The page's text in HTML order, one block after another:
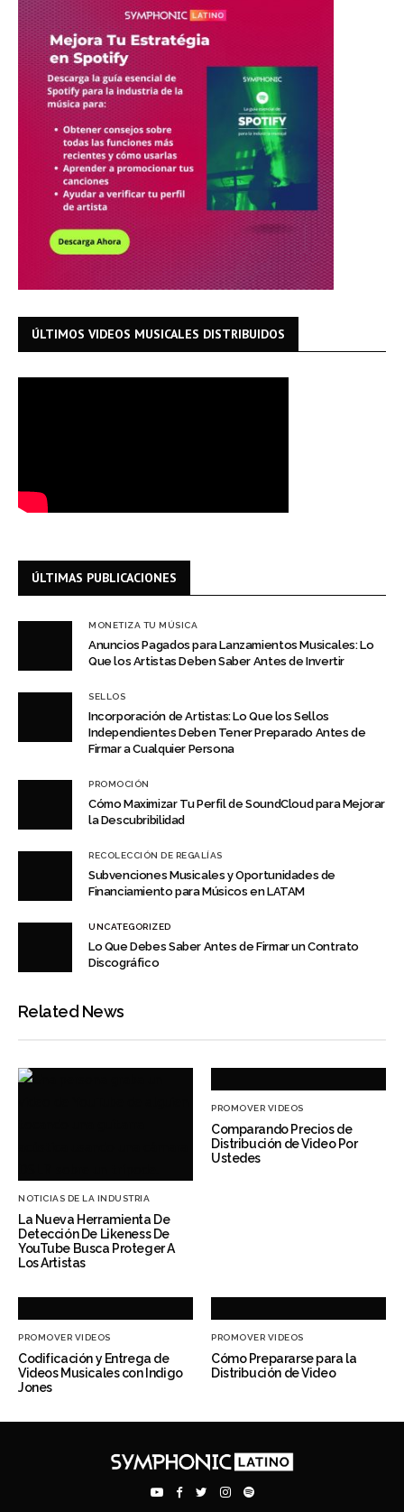
ÚLTIMOS VIDEOS MUSICALES DISTRIBUIDOS
ÚLTIMAS PUBLICACIONES
MONETIZA TU MÚSICA
Anuncios Pagados para Lanzamientos Musicales: Lo
Que los Artistas Deben Saber Antes de Invertir
SELLOS
Incorporación de Artistas: Lo Que los Sellos
Independientes Deben Tener Preparado Antes de
Firmar a Cualquier Persona
PROMOCIÓN
Cómo Maximizar Tu Perfil de SoundCloud para Mejorar
la Descubribilidad
RECOLECCIÓN DE REGALÍAS
Subvenciones Musicales y Oportunidades de
Financiamiento para Músicos en LATAM
UNCATEGORIZED
Lo Que Debes Saber Antes de Firmar un Contrato
Discográfico
Related News
NOTICIAS DE LA INDUSTRIA
La Nueva Herramienta De
Detección De Likeness De
YouTube Busca Proteger A
Los Artistas
PROMOVER VIDEOS
Comparando Precios de
Distribución de Video Por
Ustedes
PROMOVER VIDEOS
Codificación y Entrega de
Videos Musicales con Indigo
Jones
PROMOVER VIDEOS
Cómo Prepararse para la
Distribución de Video